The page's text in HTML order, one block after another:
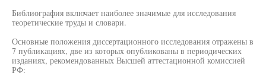
Библиография включает наиболее значимые для исследования
теоретические труды и словари.
Основные положения диссертационного исследования отражены в
7 публикациях, две из которых опубликованы в периодических
изданиях, рекомендованных Высшей аттестационной комиссией
РФ: